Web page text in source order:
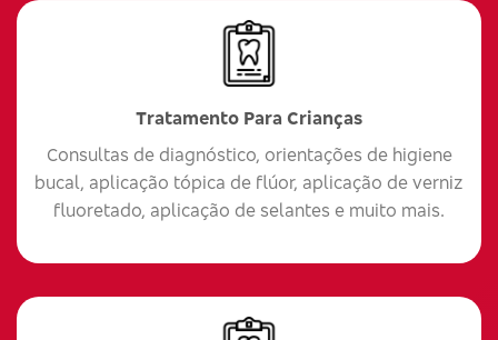
Tratamento Para Crianças
Consultas de diagnóstico, orientações de higiene
bucal, aplicação tópica de flúor, aplicação de verniz
fluoretado, aplicação de selantes e muito mais.